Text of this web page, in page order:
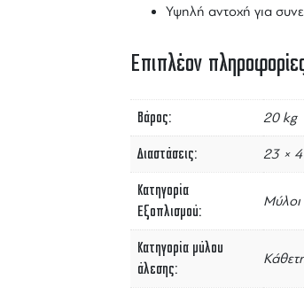
Υψηλή αντοχή για
Επιπλέον
Βάρος 20 kg
Διαστάσεις 23 ×
Κατηγορία
Εξοπλισμού
Μύλοι
Κατηγορία μύλου
άλεσης